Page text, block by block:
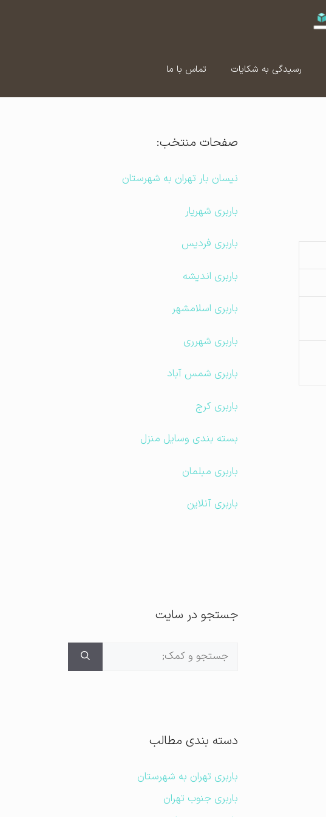
رسیدگی به شکایات تماس با ما
صفحات منتخب:
نیسان بار تهران به شهرستان
باربری شهریار
باربری فردیس
باربری اندیشه
باربری اسلامشهر
باربری شهرری
باربری شمس آباد
باربری کرج
بسته بندی وسایل منزل
باربری مبلمان
باربری آنلاین
جستجو در سایت
جستجوی
دسته بندی مطالب
باربری تهران به شهرستان
باربری جنوب تهران